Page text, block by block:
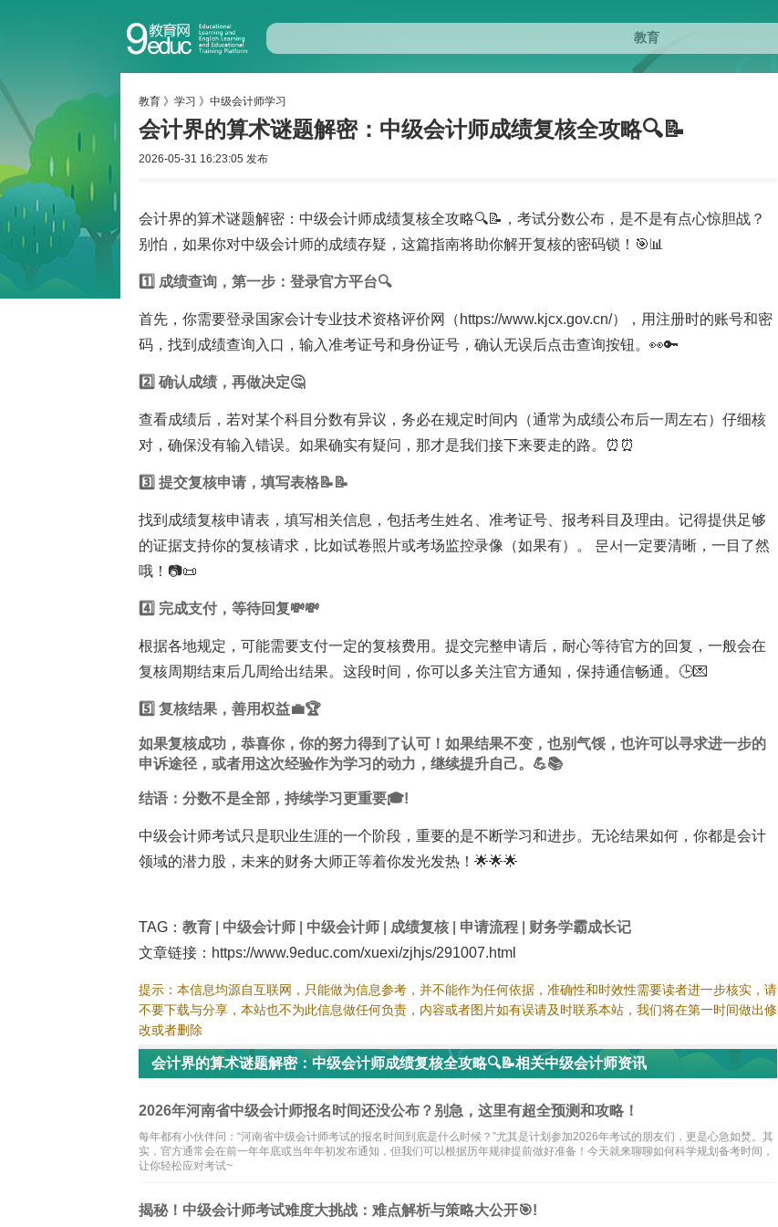
教育 》 学习 》 中级会计师学习
会计界的算术谜题解密：中级会计师成绩复核全攻略🔍📝
2026-05-31 16:23:05 发布
会计界的算术谜题解密：中级会计师成绩复核全攻略🔍📝，考试分数公布，是不是有点心惊胆战？
别怕，如果你对中级会计师的成绩存疑，这篇指南将助你解开复核的密码锁！🎯📊
1️⃣ 成绩查询，第一步：登录官方平台🔍
首先，你需要登录国家会计专业技术资格评价网（https://www.kjcx.gov.cn/），用注册时的账号和密
码，找到成绩查询入口，输入准考证号和身份证号，确认无误后点击查询按钮。👀🔑
2️⃣ 确认成绩，再做决定🤔
查看成绩后，若对某个科目分数有异议，务必在规定时间内（通常为成绩公布后一周左右）仔细核
对，确保没有输入错误。如果确实有疑问，那才是我们接下来要走的路。⏰⏰
3️⃣ 提交复核申请，填写表格📝📝
找到成绩复核申请表，填写相关信息，包括考生姓名、准考证号、报考科目及理由。记得提供足够
的证据支持你的复核请求，比如试卷照片或考场监控录像（如果有）。 문서一定要清晰，一目了然
哦！📷📜
4️⃣ 完成支付，等待回复💸💸
根据各地规定，可能需要支付一定的复核费用。提交完整申请后，耐心等待官方的回复，一般会在
复核周期结束后几周给出结果。这段时间，你可以多关注官方通知，保持通信畅通。🕒💌
5️⃣ 复核结果，善用权益💼🏆
如果复核成功，恭喜你，你的努力得到了认可！如果结果不变，也别气馁，也许可以寻求进一步的
申诉途径，或者用这次经验作为学习 的动力，继续提升自己。💪📚
结语：分数不是全部，持续学习更重要🎓!
中级会计师考试只是职业生涯的一个阶段，重要的是不断学习和进步。无论结果如何，你都是会计
领域的潜力股，未来的财务大师正等着你发光发热！🌟🌟🌟
TAG： 教育 中级会计师 中级会计师 成绩复核 申请流程
财务学霸成长记
文章链接：https://www.9educ.com/xuexi/zjhjs/291007.html
提示：本信息均源自互联网，只能做为信息参考，并不能作为任何依据，准确性和时效性需要读者进一步核实，请
不要下载与分享，本站也不为此信息做任何负责，内容或者图片如有误请及时联系本站，我们将在第一时间做出修
改或者删除
会计界的算术谜题解密：中级会计师成绩复核全攻略🔍📝相关中级会计师资讯
2026年河南省中级会计师报名时间还没公布？别急，这里有超全预测和攻略！
每年都有小伙伴问：“河南省中级会计师考试的报名时间到底是什么时候？”尤其是计划参加2026年考试的朋友们，更是心急如焚。其
实，官方通常会在前一年年底或当年年初发布通知，但我们可以根据历年规律提前做好准备！今天就来聊聊如何科学规划备考时间，
让你轻松应对考试~
揭秘！中级会计师考试难度大挑战：难点解析与策略大公开🎯!